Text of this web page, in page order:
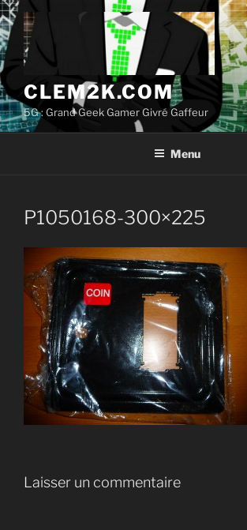
Aller
au
contenu
principal
CLEM2K.COM
5G : Grand Geek Gamer Givré Gaffeur
Menu
P1050168-300×225
Laisser un commentaire